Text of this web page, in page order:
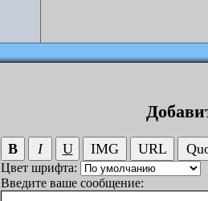
Цвет шрифта:
Введите ваше сообщение: